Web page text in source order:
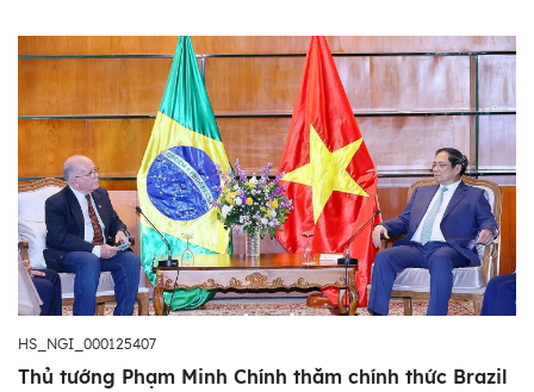
HS_NGI_000125407
Thủ tướng Phạm Minh Chính thăm chính thức Brazil